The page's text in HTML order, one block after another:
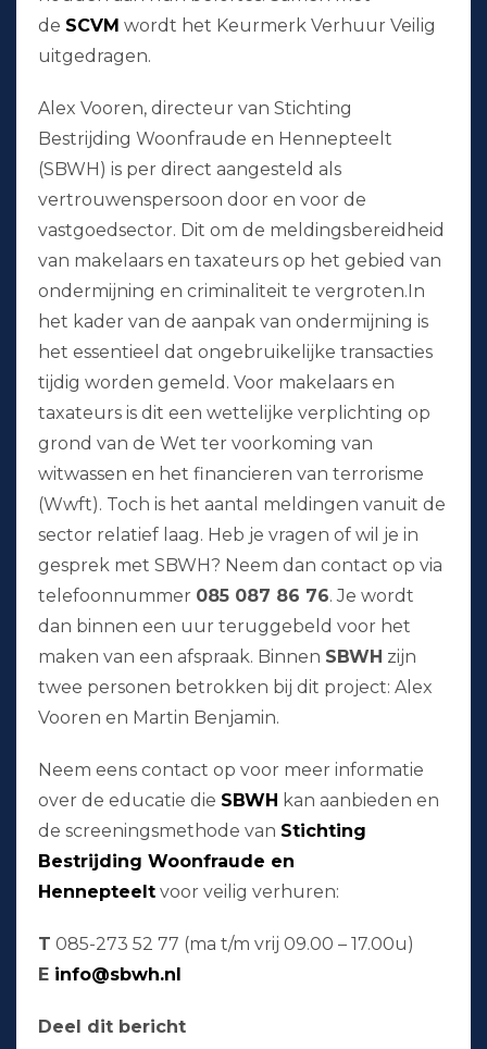
de SCVM wordt het Keurmerk Verhuur Veilig
uitgedragen.
Alex Vooren, directeur van Stichting
Bestrijding Woonfraude en Hennepteelt
(SBWH) is per direct aangesteld als
vertrouwenspersoon door en voor de
vastgoedsector. Dit om de meldingsbereidheid
van makelaars en taxateurs op het gebied van
ondermijning en criminaliteit te vergroten.In
het kader van de aanpak van ondermijning is
het essentieel dat ongebruikelijke transacties
tijdig worden gemeld. Voor makelaars en
taxateurs is dit een wettelijke verplichting op
grond van de Wet ter voorkoming van
witwassen en het financieren van terrorisme
(Wwft). Toch is het aantal meldingen vanuit de
sector relatief laag. Heb je vragen of wil je in
gesprek met SBWH? Neem dan contact op via
telefoonnummer 085 087 86 76. Je wordt
dan binnen een uur teruggebeld voor het
maken van een afspraak. Binnen SBWH zijn
twee personen betrokken bij dit project: Alex
Vooren en Martin Benjamin.
Neem eens contact op voor meer informatie
over de educatie die SBWH kan aanbieden en
de screeningsmethode van Stichting
Bestrijding Woonfraude en
Hennepteelt voor veilig verhuren:
T 085-273 52 77 (ma t/m vrij 09.00 – 17.00u)
E info@sbwh.nl
Deel dit bericht